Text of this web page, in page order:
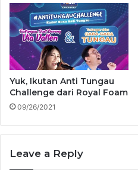
Yuk, Ikutan Anti Tungau
Challenge dari Royal Foam
09/26/2021
Leave a Reply